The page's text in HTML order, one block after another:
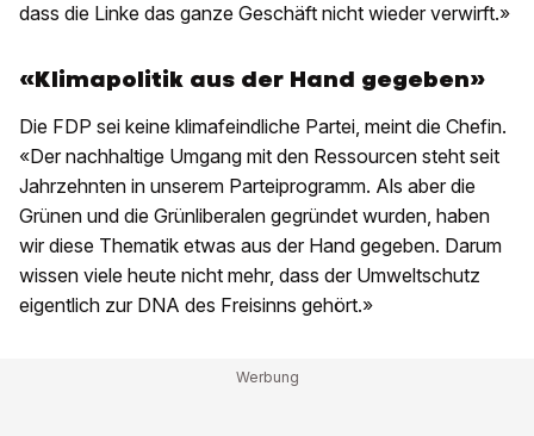
dass die Linke das ganze Geschäft nicht wieder verwirft.»
«Klimapolitik aus der Hand gegeben»
Die FDP sei keine klimafeindliche Partei, meint die Chefin.
«Der nachhaltige Umgang mit den Ressourcen steht seit
Jahrzehnten in unserem Parteiprogramm. Als aber die
Grünen und die Grünliberalen gegründet wurden, haben
wir diese Thematik etwas aus der Hand gegeben. Darum
wissen viele heute nicht mehr, dass der Umweltschutz
eigentlich zur DNA des Freisinns gehört.»